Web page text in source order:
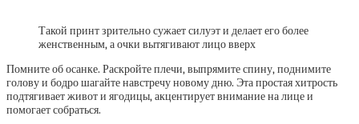
Такой принт зрительно сужает силуэт и делает его более
женственным, а очки вытягивают лицо вверх
Помните об осанке. Раскройте плечи, выпрямите спину, поднимите
голову и бодро шагайте навстречу новому дню. Эта простая хитрость
подтягивает живот и ягодицы, акцентирует внимание на лице и
помогает собраться.